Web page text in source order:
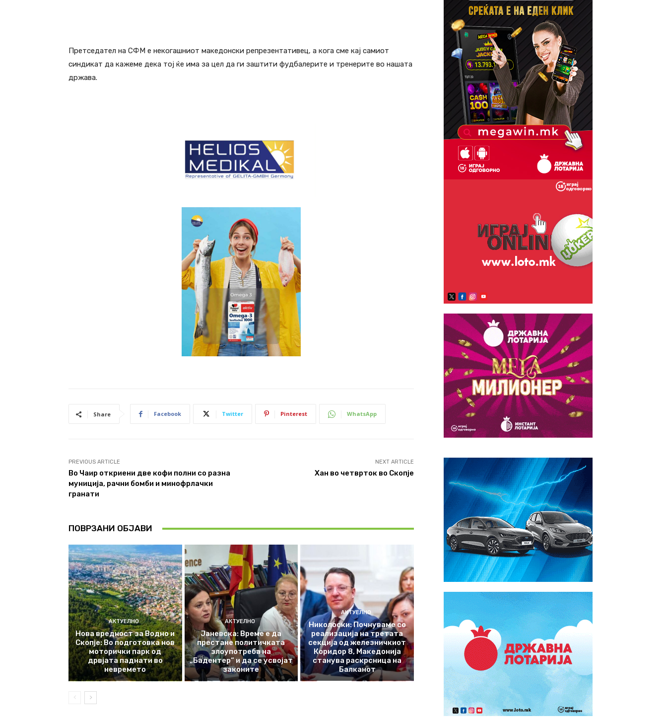
Претседател на СФМ е некогашниот македонски репрезентативец, а кога сме кај самиот
синдикат да кажеме дека тој ќе има за цел да ги заштити фудбалерите и тренерите во нашата
држава.
Share Facebook Twitter Pinterest WhatsApp
PREVIOUS ARTICLE
Во Чаир откриени две кофи полни со разна
муниција, рачни бомби и минофрлачки
гранати
NEXT ARTICLE
Хан во четврток во Скопје
ПОВРЗАНИ ОБЈАВИ
АКТУЕЛНО
Нова вредност за Водно и
Скопје: Во подготовка нов
моторички парк од
дрвјата паднати во
невремето
АКТУЕЛНО
Јаневска: Време е да
престане политичката
злоупотреба на
„Бадентер“ и да се усвојат
законите
АКТУЕЛНО
Николоски: Почнуваме со
реализација на третата
секција од железничкиот
Коридор 8, Македонија
станува раскрсница на
Балканот